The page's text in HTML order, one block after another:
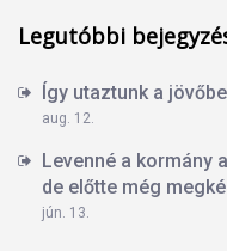
Legutóbbi
Így utaztunk a
aug. 12.
Levenné a kormány
de előtte még
jún. 13.